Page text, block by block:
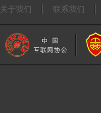
关于我们 联系我们